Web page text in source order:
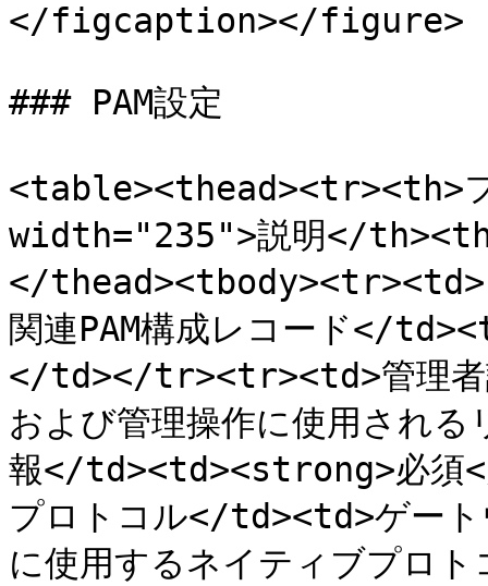
</figcaption></figure>
### PAM設定
<table><thead><tr><th>
width="235">説明</
</
関連PAM構成レコード</
</td></tr><tr><td>管理者
および管理操作に使用される
報</td><td><strong>必
プロトコル</td><td>ゲート
に使用するネイティブプロ